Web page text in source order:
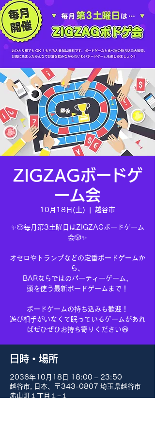
ZIGZAGボードゲ
ーム会
10月18日(土) 越谷市
✨🎲毎月第3土曜日はZIGZAGボードゲーム
会🎲✨
オセロやトランプなどの定番ボードゲームか
ら、
BARならではのパーティーゲーム、
頭を使う最新ボードゲームまで！
ボードゲームの持ち込みも歓迎！
遊び相手がいなくて眠っているゲームがあれ
ばぜひぜひお持ち寄りください😆
日時・場所
2036年10月18日 18:00 – 23:50
越谷市, 日本、〒343-0807 埼玉県越谷市
赤山町１丁目１−１